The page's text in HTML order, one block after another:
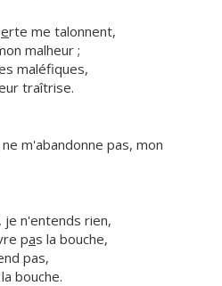
erte me talonnent,
malheur ;
maléfiques,
traîtrise.
m'abandonne pas, mon
je n'entends rien,
pas la bouche,
pas,
bouche.